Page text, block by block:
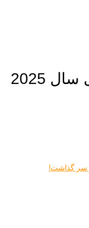
کیا EV3 تاج خودروی سال 2025